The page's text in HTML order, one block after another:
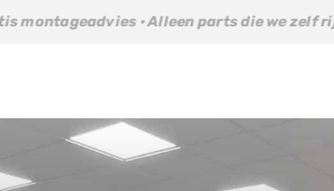
die we zelf rijden · Gratis